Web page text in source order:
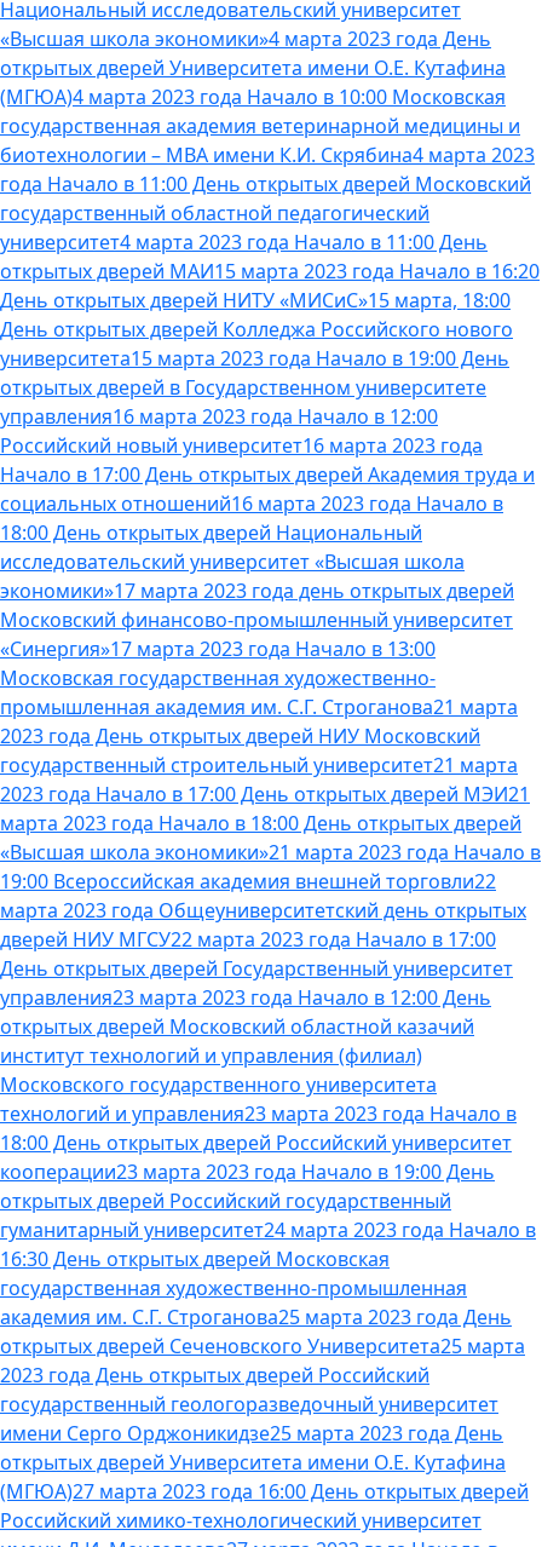
Национальный исследовательский университет
«Высшая школа экономики»4 марта 2023 года День
открытых дверей Университета имени О.Е. Кутафина
(МГЮА)4 марта 2023 года Начало в 10:00 Московская
государственная академия ветеринарной медицины и
биотехнологии – МВА имени К.И. Скрябина4 марта 2023
года Начало в 11:00 День открытых дверей Московский
государственный областной педагогический
университет4 марта 2023 года Начало в 11:00 День
открытых дверей МАИ15 марта 2023 года Начало в 16:20
День открытых дверей НИТУ «МИСиС»15 марта, 18:00
День открытых дверей Колледжа Российского нового
университета15 марта 2023 года Начало в 19:00 День
открытых дверей в Государственном университете
управления16 марта 2023 года Начало в 12:00
Российский новый университет16 марта 2023 года
Начало в 17:00 День открытых дверей Академия труда и
социальных отношений16 марта 2023 года Начало в
18:00 День открытых дверей Национальный
исследовательский университет «Высшая школа
экономики»17 марта 2023 года день открытых дверей
Московский финансово-промышленный университет
«Синергия»17 марта 2023 года Начало в 13:00
Московская государственная художественно-
промышленная академия им. С.Г. Строганова21 марта
2023 года День открытых дверей НИУ Московский
государственный строительный университет21 марта
2023 года Начало в 17:00 День открытых дверей МЭИ21
марта 2023 года Начало в 18:00 День открытых дверей
«Высшая школа экономики»21 марта 2023 года Начало в
19:00 Всероссийская академия внешней торговли22
марта 2023 года Общеуниверситетский день открытых
дверей НИУ МГСУ22 марта 2023 года Начало в 17:00
День открытых дверей Государственный университет
управления23 марта 2023 года Начало в 12:00 День
открытых дверей Московский областной казачий
институт технологий и управления (филиал)
Московского государственного университета
технологий и управления23 марта 2023 года Начало в
18:00 День открытых дверей Российский университет
кооперации23 марта 2023 года Начало в 19:00 День
открытых дверей Российский государственный
гуманитарный университет24 марта 2023 года Начало в
16:30 День открытых дверей Московская
государственная художественно-промышленная
академия им. С.Г. Строганова25 марта 2023 года День
открытых дверей Сеченовского Университета25 марта
2023 года День открытых дверей Российский
государственный геологоразведочный университет
имени Серго Орджоникидзе25 марта 2023 года День
открытых дверей Университета имени О.Е. Кутафина
(МГЮА)27 марта 2023 года 16:00 День открытых дверей
Российский химико-технологический университет